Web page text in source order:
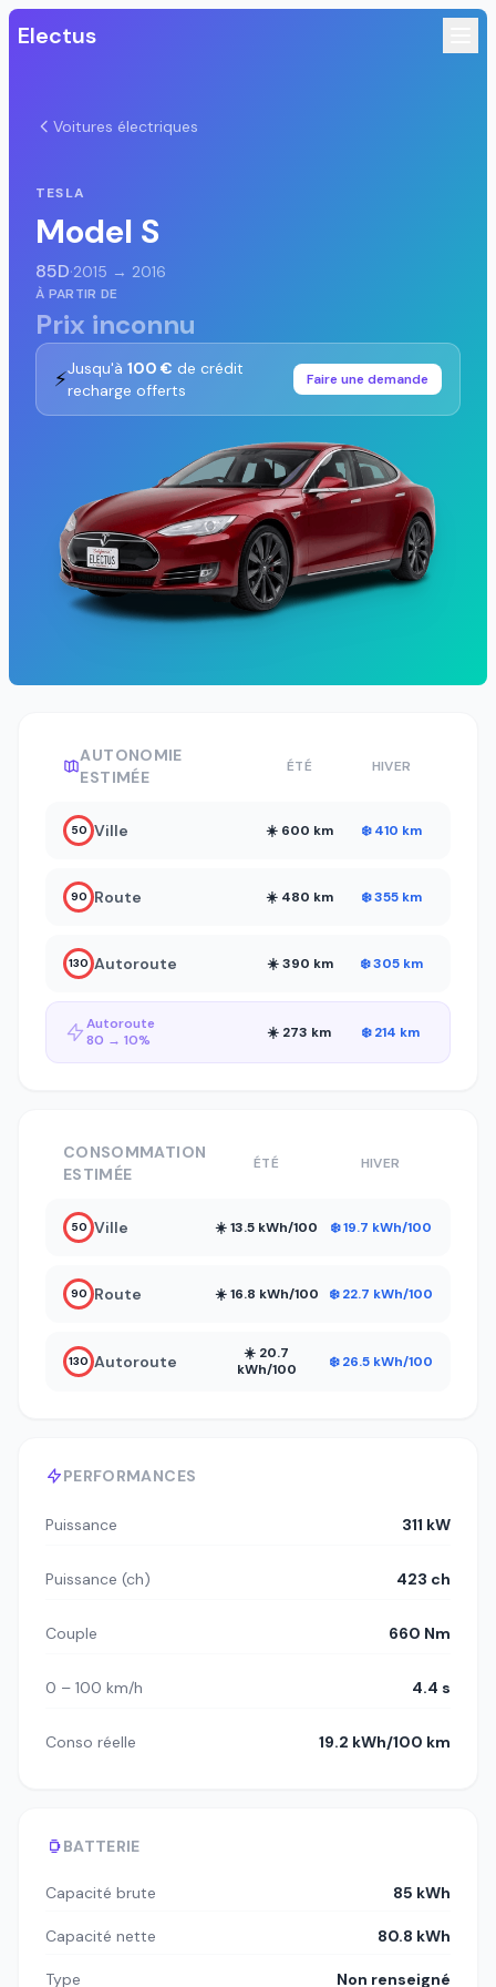
Electus
Voitures électriques
TESLA
Model S
85D·2015 → 2016
À PARTIR DE
Prix inconnu
⚡Jusqu'à 100 € de crédit
recharge offerts
Faire une demande
AUTONOMIE
ESTIMÉE
ÉTÉ HIVER
50 Ville ☀️ 600 km ❄️ 410 km
90 Route ☀️ 480 km ❄️ 355 km
130 Autoroute ☀️ 390 km ❄️ 305 km
Autoroute
80 → 10%
☀️ 273 km ❄️ 214 km
PERFORMANCES
Puissance 311 kW
Puissance (ch) 423 ch
Couple 660 Nm
0 – 100 km/h 4.4 s
Conso réelle 19.2 kWh/100 km
BATTERIE
Capacité brute 85 kWh
Capacité nette 80.8 kWh
Type Non renseigné
CONSOMMATION
ESTIMÉE
ÉTÉ HIVER
50 Ville ☀️ 13.5 kWh/100 ❄️ 19.7 kWh/100
90 Route ☀️ 16.8 kWh/100 ❄️ 22.7 kWh/100
130 Autoroute
☀️ 20.7
kWh/100
❄️ 26.5 kWh/100